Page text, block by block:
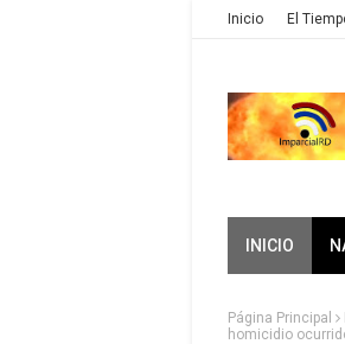
Inicio El
INICIO
Página Principal
homicidio